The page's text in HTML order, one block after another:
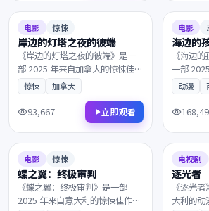
8.1
电影 惊悚
岸边的灯塔之夜的彼端
《岸边的灯塔之夜的彼端》是一
部 2025 年来自加拿大的惊悚佳
作。当真相只剩一线之隔，一段
隐忍多年的爱意终于得以释放。
是近年来不可多得的院线佳作，
惊悚 加拿大
93,667 立即观看
7.9
电影
海边的
《海边
一部
作。一艘
域，主角
生的旅程
品味的
过。
动漫
9.1
电影 惊悚
蝶之翼：终极审判
《蝶之翼：终极审判》是一部
2025 年来自意大利的惊悚佳作。
7.8
电视剧
逐光者
《逐光
大利的动